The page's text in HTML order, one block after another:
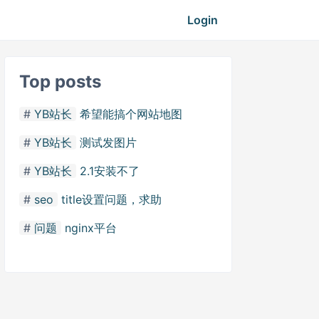
Login
Top posts
YB站长 希望能搞个网站地图
YB站长 测试发图片
YB站长
2.1安装不了
seo title设置问题，求助
问题
nginx平台